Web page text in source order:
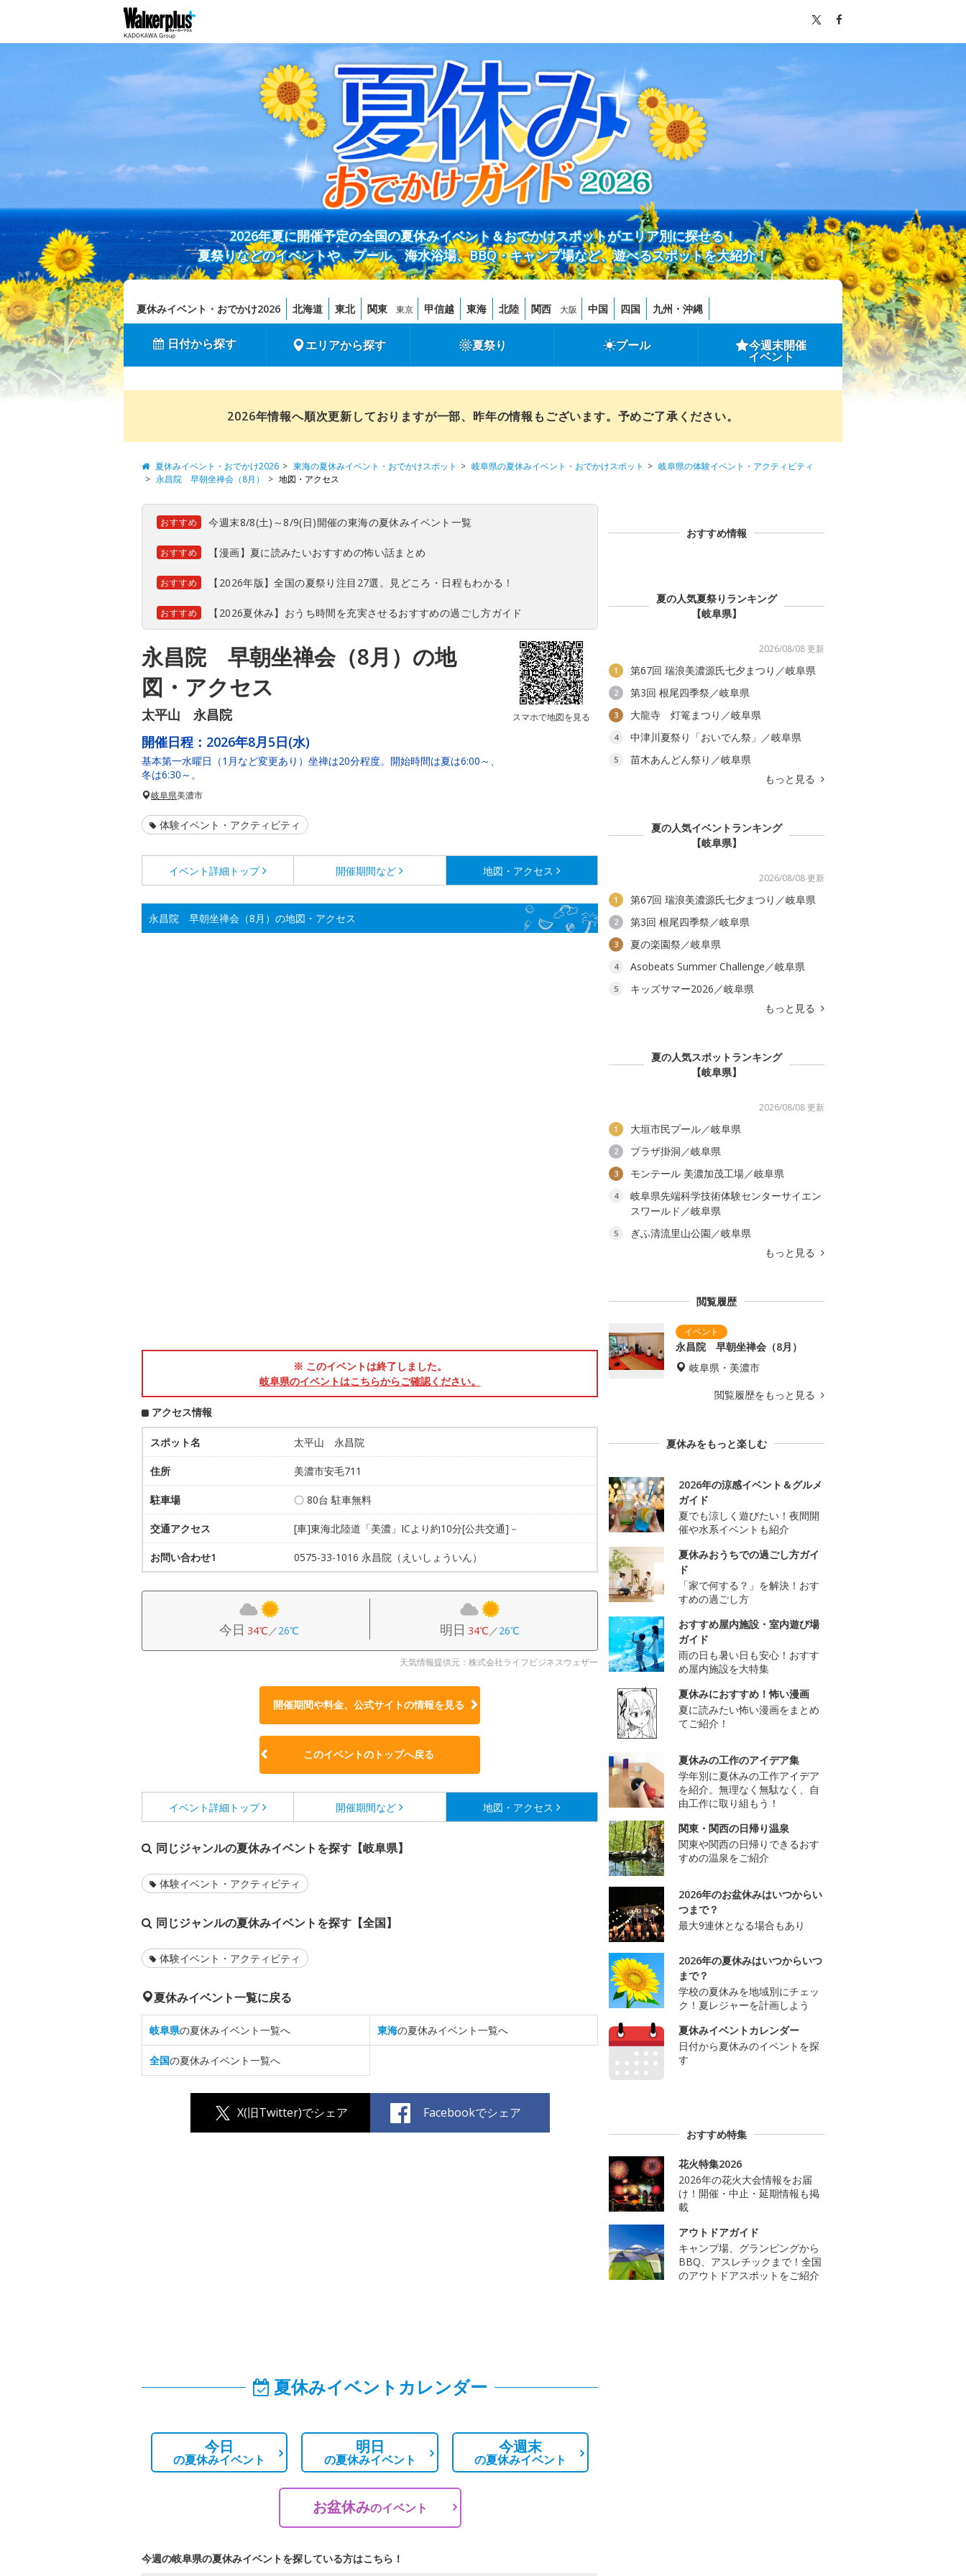
2026年夏に開催予定の全国の夏休みイベント＆おでかけスポットがエリア別に探せる！
夏祭りなどのイベントや、プール、海水浴場、BBQ・キャンプ場など、遊べるスポットを大紹介！
夏休みイベント・おでかけ2026 北海道 東北 関東 東京 甲信越 東海 北陸 関西 大阪 中国 四国 九州・沖縄
日付から探す エリアから探す 夏祭り プール 今週末開催
イベント
2026年情報へ順次更新しておりますが一部、昨年の情報もございます。予めご了承ください。
夏休みイベント・おでかけ2026 東海の夏休みイベント・おでかけスポット 岐阜県の夏休みイベント・おでかけスポット
岐阜県の体験イベント・アクティビティ
永昌院 早朝坐禅会（8月）
地図・アクセス
おすすめ 今週末8/8(土)～8/9(日)開催の東海の夏休みイベント一覧
おすすめ 【漫画】夏に読みたいおすすめの怖い話まとめ
おすすめ 【2026年版】全国の夏祭り注目27選。見どころ・日程もわかる！
おすすめ 【2026夏休み】おうち時間を充実させるおすすめの過ごし方ガイド
永昌院 早朝坐禅会（8月）の地
図・アクセス
太平山 永昌院 スマホで地図を見る
開催日程： 2026年8月5日(水)
基本第一水曜日（1月など変更あり）坐禅は20分程度。開始時間は夏は6:00～、
冬は6:30～。
岐阜県美濃市
体験イベント・アクティビティ
イベント詳細 トップ 開催期間など 地図・アクセス
永昌院 早朝坐禅会（8月）の地図・アクセス
※ このイベントは終了しました。
岐阜県のイベントはこちらからご確認ください。
アクセス情報
スポット名 太平山 永昌院
住所 美濃市安毛711
駐車場 〇 80台 駐車無料
交通アクセス [車]東海北陸道「美濃」ICより約10分[公共交通]－
お問い合わせ1 0575-33-1016 永昌院（えいしょういん）
今日 34℃／26℃ 明日 34℃／26℃
天気情報提供元：株式会社ライフビジネスウェザー
開催期間や料金、公式サイトの情報を見る
このイベントのトップへ戻る
イベント詳細 トップ 開催期間など 地図・アクセス
同じジャンルの夏休みイベントを探す【岐阜県】
体験イベント・アクティビティ
同じジャンルの夏休みイベントを探す【全国】
体験イベント・アクティビティ
夏休みイベント一覧に戻る
岐阜県の夏休みイベント一覧へ 東海の夏休みイベント一覧へ
全国の夏休みイベント一覧へ
X(旧Twitter)でシェア Facebookでシェア
夏休みイベントカレンダー
今日
の夏休みイベント
明日
の夏休みイベント
今週末
の夏休みイベント
お盆休みのイベント
今週の岐阜県の夏休みイベントを探している方はこちら！
おすすめ情報
夏の人気夏祭りランキング
【岐阜県】
2026/08/08 更新
1 第67回 瑞浪美濃源氏七夕まつり／岐阜県
2 第3回 根尾四季祭／岐阜県
3 大龍寺 灯篭まつり／岐阜県
4 中津川夏祭り「おいでん祭」／岐阜県
5
苗木あんどん祭り／岐阜県
もっと見る
夏の人気イベントランキング
【岐阜県】
2026/08/08 更新
1 第67回 瑞浪美濃源氏七夕まつり／岐阜県
2 第3回 根尾四季祭／岐阜県
3 夏の楽園祭／岐阜県
4 Asobeats Summer Challenge／岐阜県
5
キッズサマー2026／岐阜県
もっと見る
夏の人気スポットランキング
【岐阜県】
2026/08/08 更新
1 大垣市民プール／岐阜県
2 プラザ掛洞／岐阜県
3 モンテール 美濃加茂工場／岐阜県
4
岐阜県先端科学技術体験センターサイエン
スワールド／岐阜県
5
ぎふ清流里山公園／岐阜県
もっと見る
閲覧履歴
永昌院 早朝坐禅会（8月）
岐阜県・美濃市
閲覧履歴をもっと見る
夏休みをもっと楽しむ
2026年の涼感イベント＆グルメ
ガイド
夏でも涼しく遊びたい！夜間開
催や水系イベントも紹介
夏休みおうちでの過ごし方ガイ
ド
「家で何する？」を解決！おす
すめの過ごし方
おすすめ屋内施設・室内遊び場
ガイド
雨の日も暑い日も安心！おすす
め屋内施設を大特集
夏休みにおすすめ！怖い漫画
夏に読みたい怖い漫画をまとめ
てご紹介！
夏休みの工作のアイデア集
学年別に夏休みの工作アイデア
を紹介。無理なく無駄なく、自
由工作に取り組もう！
関東・関西の日帰り温泉
関東や関西の日帰りできるおす
すめの温泉をご紹介
2026年のお盆休みはいつからい
つまで？
最大9連休となる場合もあり
2026年の夏休みはいつからいつ
まで？
学校の夏休みを地域別にチェッ
ク！夏レジャーを計画しよう
夏休みイベントカレンダー
日付から夏休みのイベントを探
す
おすすめ特集
花火特集2026
2026年の花火大会情報をお届
け！開催・中止・延期情報も掲
載
アウトドアガイド
キャンプ場、グランピングから
BBQ、アスレチックまで！全国
のアウトドアスポットをご紹介